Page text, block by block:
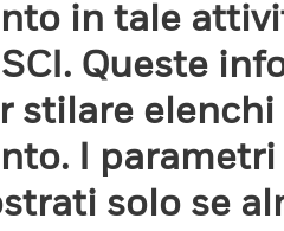
in tale
Queste
stilare
I
solo se